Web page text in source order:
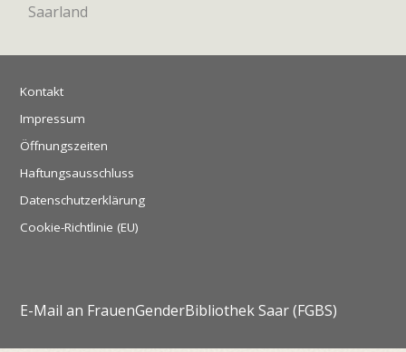
Kontakt
Impressum
Öffnungszeiten
Haftungsausschluss
Datenschutzerklärung
Cookie-Richtlinie (EU)
E-Mail an FrauenGenderBibliothek Saar (FGBS)